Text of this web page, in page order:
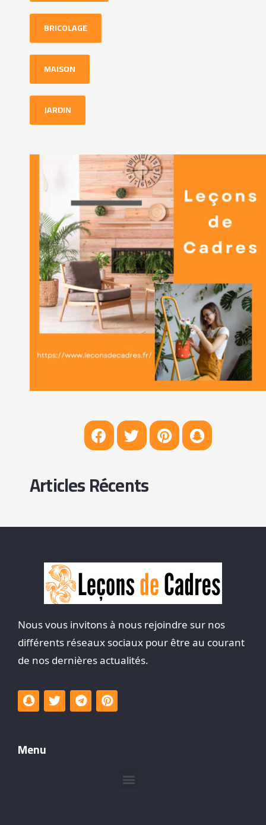
BRICOLAGE
MAISON
JARDIN
Articles Récents
Nous vous invitons à nous rejoindre sur nos
différents réseaux sociaux pour être au courant
de nos dernières actualités.
Menu